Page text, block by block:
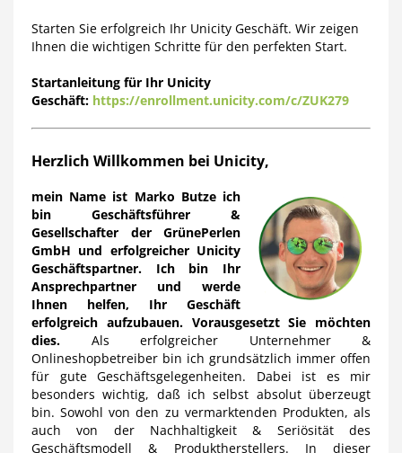
Starten Sie erfolgreich Ihr Unicity Geschäft. Wir zeigen
Ihnen die wichtigen Schritte für den perfekten Start.
Startanleitung für Ihr Unicity
Geschäft: https://enrollment.unicity.com/c/ZUK279
Herzlich Willkommen bei Unicity,
mein Name ist Marko Butze ich
bin Geschäftsführer &
Gesellschafter der GrünePerlen
GmbH und erfolgreicher Unicity
Geschäftspartner. Ich bin Ihr
Ansprechpartner und werde
Ihnen helfen, Ihr Geschäft
erfolgreich aufzubauen. Vorausgesetzt Sie möchten
dies. Als erfolgreicher Unternehmer &
Onlineshopbetreiber bin ich grundsätzlich immer offen
für gute Geschäftsgelegenheiten. Dabei ist es mir
besonders wichtig, daß ich selbst absolut überzeugt
bin. Sowohl von den zu vermarktenden Produkten, als
auch von der Nachhaltigkeit & Seriösität des
Geschäftsmodell & Produktherstellers. In dieser